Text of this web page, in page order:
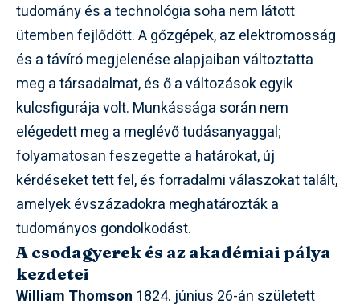
tudomány és a technológia soha nem látott
ütemben fejlődött. A gőzgépek, az elektromosság
és a távíró megjelenése alapjaiban változtatta
meg a társadalmat, és ő a változások egyik
kulcsfigurája volt. Munkássága során nem
elégedett meg a meglévő tudásanyaggal;
folyamatosan feszegette a határokat, új
kérdéseket tett fel, és forradalmi válaszokat talált,
amelyek évszázadokra meghatározták a
tudományos gondolkodást.
A csodagyerek és az akadémiai pálya
kezdetei
William Thomson 1824. június 26-án született